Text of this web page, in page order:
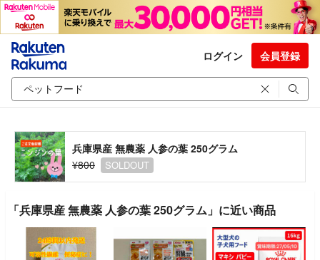
ログイン 会員登録
兵庫県産 無農薬 人参の葉 250グラム
¥800
SOLDOUT
「兵庫県産 無農薬 人参の葉 250グラム」に近い商品